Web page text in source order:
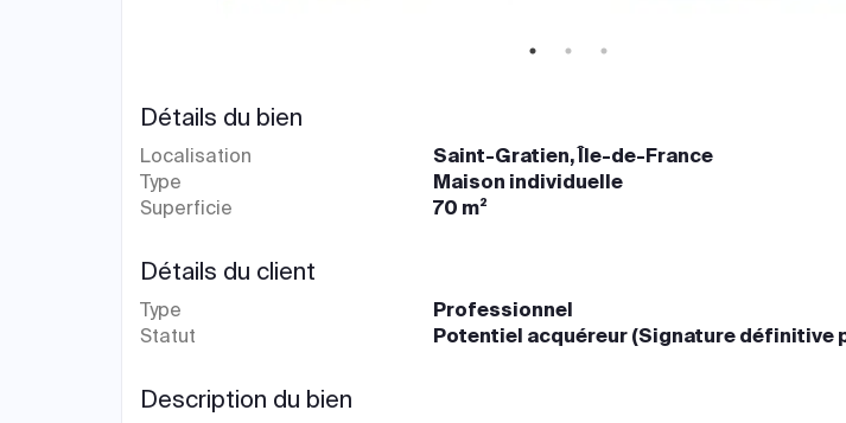
Détails du bien
Localisation
Saint-Gratien, Île-de-France
Type
Maison individuelle
Superficie
70 m²
Détails du client
Type
Professionnel
Statut
Potentiel acquéreur (Signature définitive
Description du bien